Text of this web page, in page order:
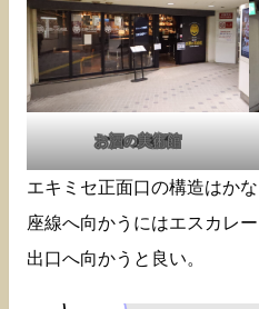
お酒の美術館
エキミセ正面口の構造はか
座線へ向かうにはエスカレ
出口へ向かうと良い。